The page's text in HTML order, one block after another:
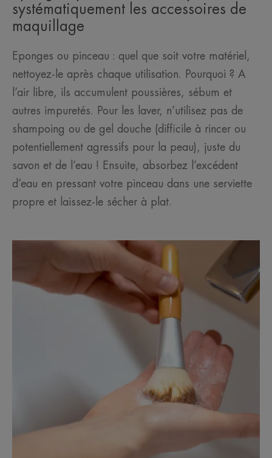
systématiquement les accessoires de
maquillage
Eponges ou pinceau : quel que soit votre matériel,
nettoyez-le après chaque utilisation. Pourquoi ? A
l’air libre, ils accumulent poussières, sébum et
autres impuretés. Pour les laver, n’utilisez pas de
shampoing ou de gel douche (difficile à rincer ou
potentiellement agressifs pour la peau), juste du
savon et de l’eau ! Ensuite, absorbez l’excédent
d’eau en pressant votre pinceau dans une serviette
propre et laissez-le sécher à plat.